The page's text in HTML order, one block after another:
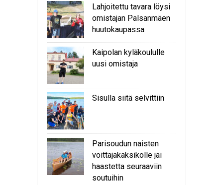
Lahjoitettu tavara löysi
omistajan Palsanmäen
huutokaupassa
Kaipolan kyläkoululle
uusi omistaja
Sisulla siitä selvittiin
Parisoudun naisten
voittajakaksikolle jäi
haastetta seuraaviin
soutuihin